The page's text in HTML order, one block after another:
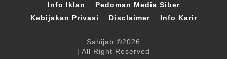
Info Iklan
Pedoman Media Siber
Kebijakan Privasi
Disclaimer Info Karir
Sahijab ©2026
| All Right Reserved